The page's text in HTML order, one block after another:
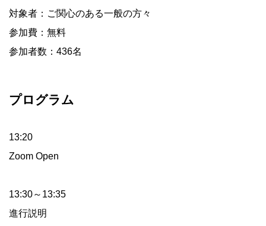
対象者：ご関心のある一般の方々
参加費：無料
参加者数：436名
プログラム
13:20
Zoom Open
13:30～13:35
進行説明